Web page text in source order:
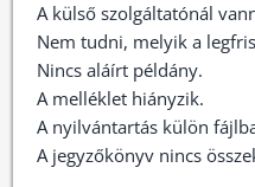
A külső szolgáltatónál
Nem tudni, melyik a
Nincs aláírt példány.
A melléklet hiányzik.
A nyilvántartás külön
A jegyzőkönyv nincs